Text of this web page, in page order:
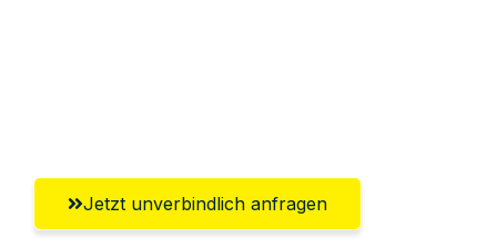
Jetzt unverbindlich anfragen